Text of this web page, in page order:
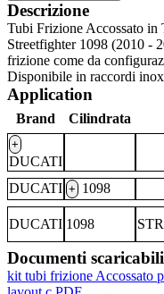
Descrizione
Tubi Frizione Accossato in
Streetfighter 1098 (2010 -
frizione come da
Disponibile in raccordi
Application
Brand Cilindrata
+
DUCATI
DUCATI + 1098
DUCATI 1098
Documenti scaricabili
kit tubi frizione Accossato